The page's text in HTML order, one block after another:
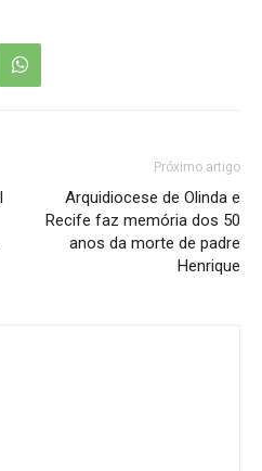
Próximo artigo
Arquidiocese de Olinda e
Recife faz memória dos 50
anos da morte de padre
Henrique